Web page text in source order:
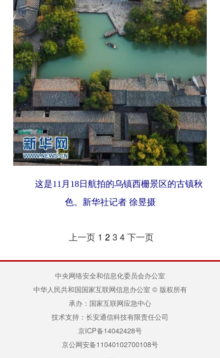
这是11月18日航拍的乌镇西栅景区的古镇秋
色。新华社记者 徐昱摄
上一页 1 2 3 4下一页
中央网络安全和信息化委员会办公室
中华人民共和国国家互联网信息办公室 © 版权所有
承办：国家互联网应急中心
技术支持：长安通信科技有限责任公司
京ICP备14042428号
京公网安备11040102700108号